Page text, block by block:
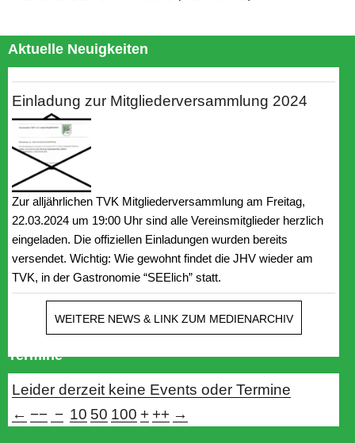
Aktuelle Neuigkeiten
Einladung zur Mitgliederversammlung 2024
Zur alljährlichen TVK Mitgliederversammlung am Freitag,
22.03.2024 um 19:00 Uhr sind alle Vereinsmitglieder herzlich
eingeladen. Die offiziellen Einladungen wurden bereits
versendet. Wichtig: Wie gewohnt findet die JHV wieder am
TVK, in der Gastronomie “SEElich” statt.
WEITERE NEWS & LINK ZUM MEDIENARCHIV
Termine
Leider derzeit keine Events oder Termine
← −− − 10 50 100 + ++ →